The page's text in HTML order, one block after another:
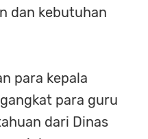
dan kebutuhan
para kepala
para guru
dari Dinas